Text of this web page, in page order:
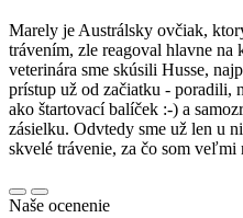
Marely je Austrálsky ovčiak,
trávením, zle reagoval hlavne na
veterinára sme skúsili Husse,
prístup už od začiatku - poradili,
ako štartovací balíček :-) a
zásielku. Odvtedy sme už len u
skvelé trávenie, za čo som
Naše ocenenie